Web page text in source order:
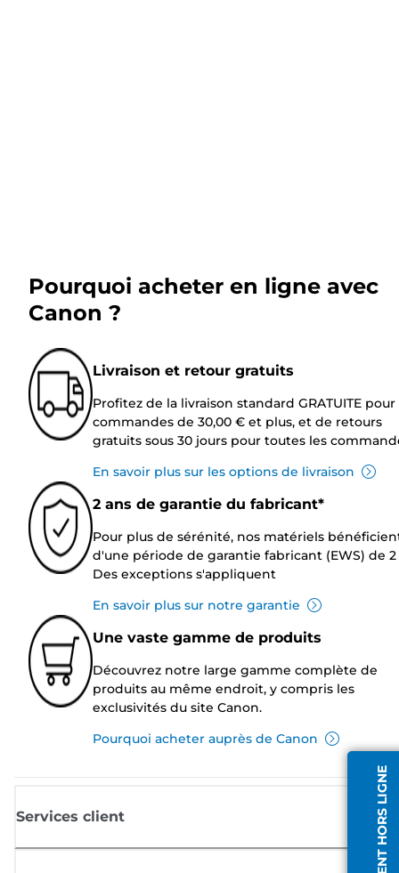
AGENT HORS LIGNE
Pourquoi acheter en ligne avec
Canon ?
Livraison et retour gratuits
Profitez de la livraison standard GRATUITE pour
commandes de 30,00 € et plus, et de retours
gratuits sous 30 jours pour toutes les
En savoir plus sur les options de livraison
2 ans de garantie du fabricant*
Pour plus de sérénité, nos matériels
d'une période de garantie fabricant (EWS) de 2
Des exceptions s'appliquent
En savoir plus sur notre garantie
Une vaste gamme de produits
Découvrez notre large gamme complète de
produits au même endroit, y compris les
exclusivités du site Canon.
Pourquoi acheter auprès de Canon
Services client